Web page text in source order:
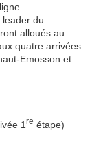
du
alloués au
quatre arrivées
Emosson et
1 re étape)